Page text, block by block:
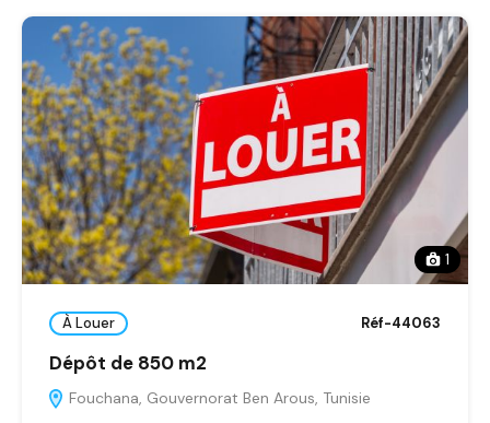
1
À Louer Réf-44063
Dépôt de 850 m2
Fouchana, Gouvernorat Ben Arous, Tunisie